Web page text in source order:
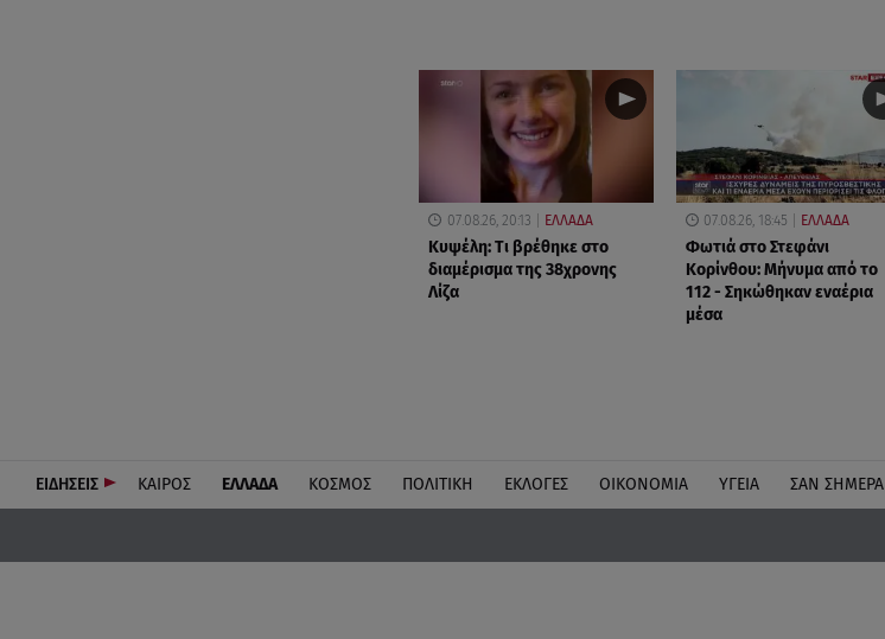
07.08.26, 20:13 ΕΛΛΑΔΑ
Κυψέλη: Tι βρέθηκε στο
διαμέρισμα της 38χρονης
Λίζα
07.08.26, 18:45 ΕΛΛΑΔΑ
Φωτιά στο Στεφάνι
Κορίνθου: Μήνυμα από το
112 - Σηκώθηκαν εναέρια
μέσα
ΕΙΔΗΣΕΙΣ ΚΑΙΡΟΣ ΕΛΛΑΔΑ ΚΟΣΜΟΣ ΠΟΛΙΤΙΚΗ ΕΚΛΟΓΕΣ ΟΙΚΟΝΟΜΙΑ ΥΓΕΙΑ ΣΑΝ ΣΗΜΕΡΑ